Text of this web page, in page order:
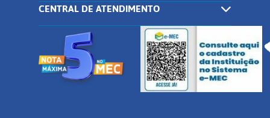
CENTRAL DE ATENDIMENTO